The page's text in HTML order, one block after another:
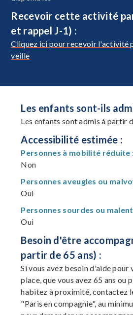
Recevoir cette activité
et rappel J-1) :
Cliquez ici pour recevoir l'activité
veille
Les enfants sont-ils
Les enfants sont admis à partir
Accessibilité estimée :
Personnes à mobilité réduite
Non
Personnes aveugles ou
Oui
Personnes sourdes ou
Oui
Besoin d'être
partir de 65 ans) :
Si vous avez besoin d'aide pour
place, que vous avez 65 ans ou
habitez à proximité, contactez
"Paris en compagnie", au